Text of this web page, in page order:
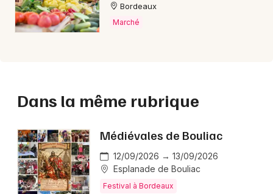
Bordeaux
Marché
Dans la même rubrique
Médiévales de Bouliac
12/09/2026 → 13/09/2026
Esplanade de Bouliac
Festival à Bordeaux